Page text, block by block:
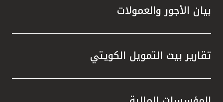
بيان الأجور والعمولات
تقارير بيت التمويل الكويتي